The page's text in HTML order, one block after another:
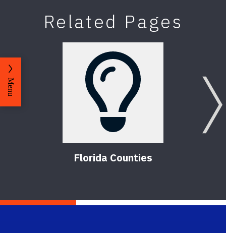
Related Pages
Florida Counties
Menu